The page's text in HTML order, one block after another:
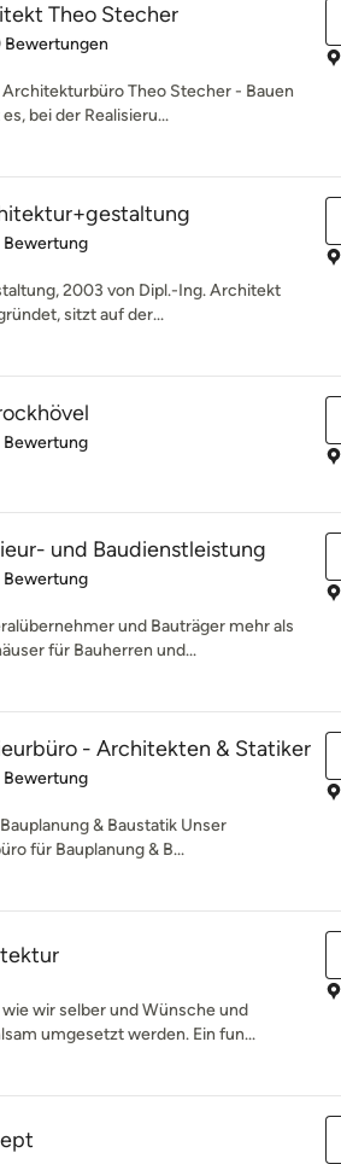
Theo Stecher
3.2 von 5 Sternen
Bewertungen
Theo Stecher - Bauen
bei der Realisieru...
5 von 5 Sternen
Bewertung
2003 von Dipl.-Ing. Architekt
sitzt auf der...
5 von 5 Sternen
Bewertung
und Baudienstleistung
5 von 5 Sternen
Bewertung
und Bauträger mehr als
für Bauherren und...
- Architekten & Statiker
5 von 5 Sternen
Bewertung
& Baustatik Unser
für Bauplanung & B...
wir selber und Wünsche und
umgesetzt werden. Ein fun...